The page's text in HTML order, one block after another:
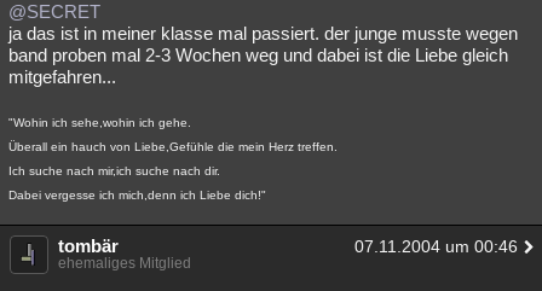
@SECRET
ja das ist in meiner klasse mal passiert. der junge musste wegen
band proben mal 2-3 Wochen weg und dabei ist die Liebe gleich
mitgefahren...
"Wohin ich sehe,wohin ich gehe.
Überall ein hauch von Liebe,Gefühle die mein Herz treffen.
Ich suche nach mir,ich suche nach dir.
Dabei vergesse ich mich,denn ich Liebe dich!"
tombär 07.11.2004 um 00:46
ehemaliges Mitglied